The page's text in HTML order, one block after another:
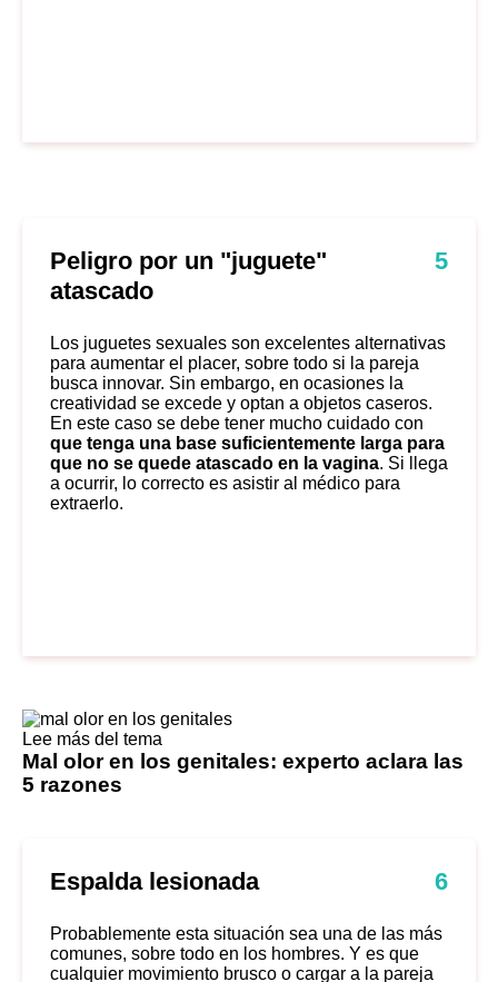
Peligro por un "juguete"
atascado
5
Los juguetes sexuales son excelentes alternativas
para aumentar el placer, sobre todo si la pareja
busca innovar. Sin embargo, en ocasiones la
creatividad se excede y optan a objetos caseros.
En este caso se debe tener mucho cuidado con
que tenga una base suficientemente larga para
que no se quede atascado en la vagina. Si llega
a ocurrir, lo correcto es asistir al médico para
extraerlo.
Lee más del tema
Mal olor en los genitales: experto aclara las
5 razones
Espalda lesionada 6
Probablemente esta situación sea una de las más
comunes, sobre todo en los hombres. Y es que
cualquier movimiento brusco o cargar a la pareja